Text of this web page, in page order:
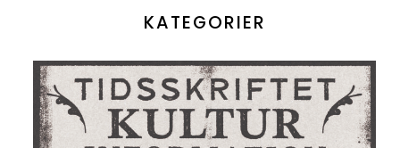
KATEGORIER